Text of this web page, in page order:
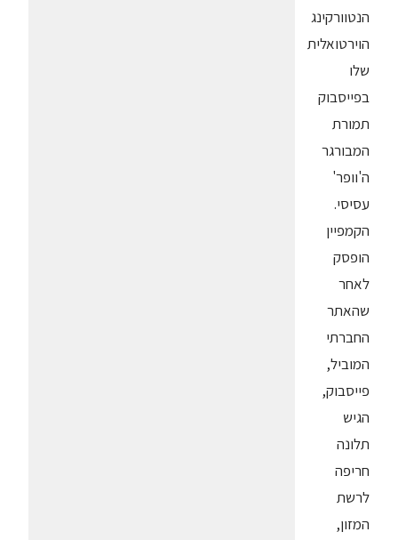
הנטוורקינג
הוירטואלית
שלו
בפייסבוק
תמורת
המבורגר
ה'וופר'
עסיסי.
הקמפיין
הופסק
לאחר
שהאתר
החברתי
המוביל,
פייסבוק,
הגיש
תלונה
חריפה
לרשת
המזון,